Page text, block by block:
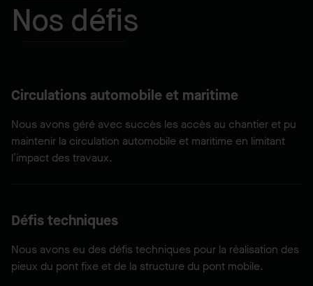
Nos défis
Circulations automobile et maritime
Nous avons géré avec succès les accès au chantier et pu
maintenir la circulation automobile et maritime en limitant
l’impact des travaux.
Défis techniques
Nous avons eu des défis techniques pour la réalisation des
pieux du pont fixe et de la structure du pont mobile.